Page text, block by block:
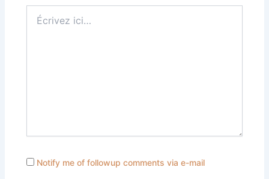
ici…
Notify me of followup comments via e-mail